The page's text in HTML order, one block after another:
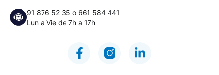
91 876 52 35 o 661 584 441
Lun a Vie de 7h a 17h